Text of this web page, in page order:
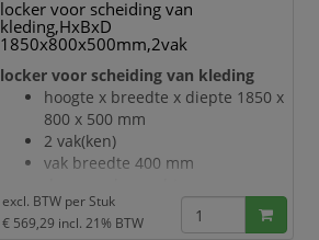
verdraaibare, dubbele
schuifhaken
Elk vak onder de hoedenplank is
opgedeeld door een
scheidingswand
openslaande deur met
etikettenlijst en ventilatiesleuven
inliggende deuren met
binnenliggende penscharnieren
Elke deur is standaard u
locker voor scheiding van
kleding,HxBxD
1850x800x500mm,2vak
locker voor scheiding van kleding
hoogte x breedte x diepte 1850 x
800 x 500 mm
2 vak(ken)
vak breedte 400 mm
deuropeningshoek 110 °
per vak een vastgelaste
excl. BTW per Stuk
€ 569,29 incl. 21% BTW